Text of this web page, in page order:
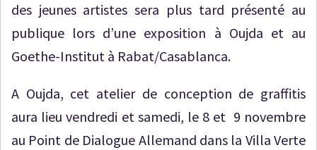
des jeunes artistes sera plus tard présenté au
publique lors d’une exposition à Oujda et au
Goethe-Institut à Rabat/Casablanca.
A Oujda, cet atelier de conception de graffitis
aura lieu vendredi et samedi, le 8 et 9 novembre
au Point de Dialogue Allemand dans la Villa Verte